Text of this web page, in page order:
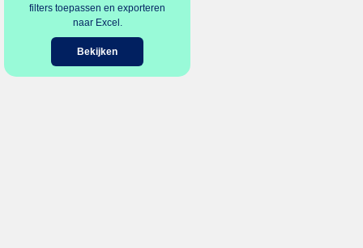
filters toepassen en exporteren
naar Excel.
Bekijken